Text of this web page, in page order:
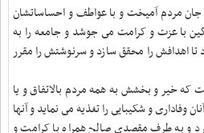
جان مردم آمیخت و با عواطف و احساساتشان
با عزت و کرامت مى‏ جوشد و جامعه را به
اهدافش را محقق سازد و سرنوشتش را مقرر
خیر و بخشش به همه مردم بالاتفاق و یا
وفادارى و شکیبایى را تغذیه مى‏ نماید و آنها
و به طرف مقصدى صالح همراه با کرامت و